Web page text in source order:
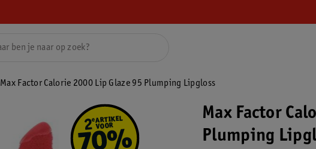
Max Factor Calorie 2000 Lip Glaze 95 Plumping Lipgloss
Max Factor
Plumping